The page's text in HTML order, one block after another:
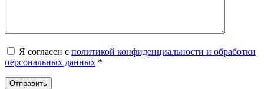
Я согласен с политикой конфиденциальности и обработки
персональных данных *